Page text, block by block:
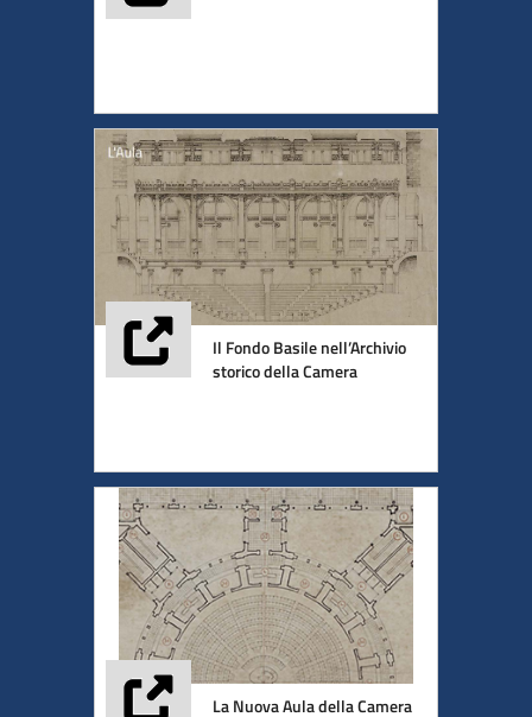
Il Fondo Basile nell’Archivio
storico della Camera
La Nuova Aula della Camera